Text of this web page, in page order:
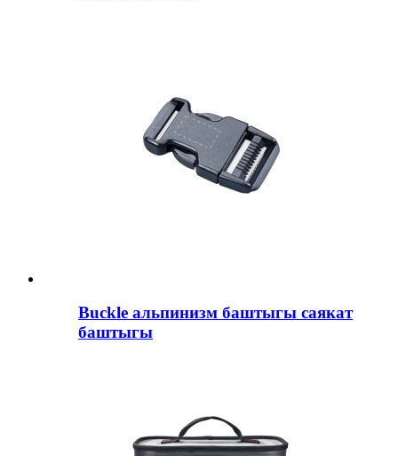
Buckle альпинизм баштыгы саякат
баштыгы